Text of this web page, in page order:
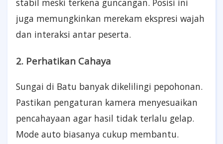
stabil meski terkena guncangan. Posisi ini
juga memungkinkan merekam ekspresi wajah
dan interaksi antar peserta.
2. Perhatikan Cahaya
Sungai di Batu banyak dikelilingi pepohonan.
Pastikan pengaturan kamera menyesuaikan
pencahayaan agar hasil tidak terlalu gelap.
Mode auto biasanya cukup membantu.